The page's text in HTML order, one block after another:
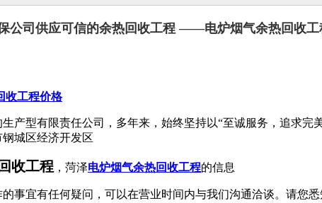
公司供应可信的余热回收工程 ——电炉烟气余热回收工
收工程价格
产型有限责任公司，多年来，始终坚持以“至诚服务，追求完
城区经济开发区
收工程 ，菏泽电炉烟气余热回收工程的信息
事宜有任何疑问，可以在营业时间内与我们沟通洽谈。请您